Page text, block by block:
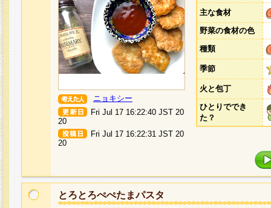
ニョキシー
Fri Jul 17 16:22:40 JST 20
20
Fri Jul 17 16:22:31 JST 20
20
主な食材
野菜の食材の色
種類
季節
火と包丁
ひとりででき
た？
とろとろぺぺたまパスタ